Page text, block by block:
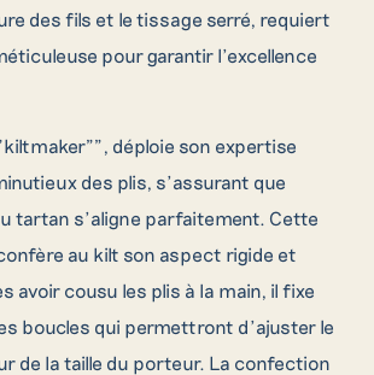
des fils et le tissage serré, requiert
pour garantir l’excellence
déploie son expertise
des plis, s’assurant que
tartan s’aligne parfaitement. Cette
au kilt son aspect rigide et
avoir cousu les plis à la main, il fixe
boucles qui permettront d’ajuster le
de la taille du porteur. La confection